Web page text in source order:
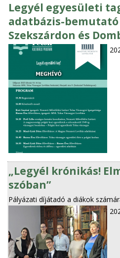
Legyél egyesületi
adatbázis-
Szekszárdon és
„Legyél krónikás!
szóban”
Pályázati díjátadó a diákok